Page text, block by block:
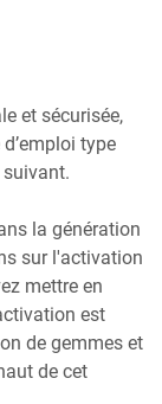
et sécurisée,
type
la génération
sur l'activation
mettre en
est
de gemmes et
de cet